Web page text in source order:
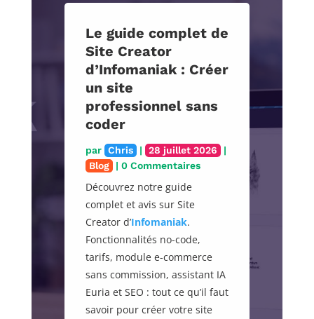
Le guide complet de
Site Creator
d’Infomaniak : Créer
un site
professionnel sans
coder
par Chris | 28 juillet 2026 |
Blog | 0 Commentaires
Découvrez notre guide
complet et avis sur Site
Creator d’Infomaniak.
Fonctionnalités no-code,
tarifs, module e-commerce
sans commission, assistant IA
Euria et SEO : tout ce qu’il faut
savoir pour créer votre site